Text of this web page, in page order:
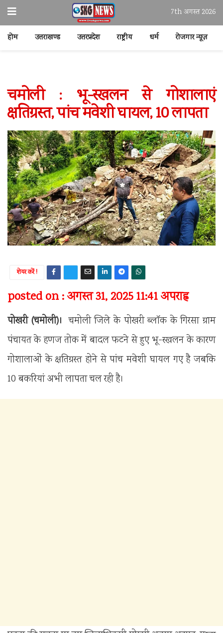
7th अगस्त 2026
होम उत्तराखण्ड उत्तरप्रदेश राष्ट्रीय धर्म रोजगार न्यूज़
चमोली : भू-स्खलन से गोशालाएं
क्षतिग्रस्त, पांच मवेशी घायल, 10 लापता
शेयर करें !
posted on : अगस्त 31, 2025 11:41 अपराह्न
पोखरी (चमोली)। चमोली जिले के पोखरी ब्लॉक के गिरसा ग्राम
पंचायत के हणज तोक में बादल फटने से हुए भू-स्खलन के कारण
गोशालाओं के क्षतिग्रस्त होने से पांच मवेशी घायल गए है जबकि
10 बकरियां अभी लापता चल रही है।